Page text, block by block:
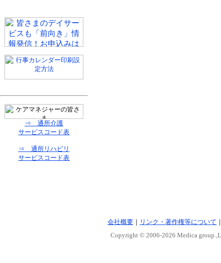
⇒ 通所介護
サービスコード表
⇒ 通所リハビリ
サービスコード表
会社概要 ｜ リンク・著作権等について
Copyright © 2006-2026 Medica